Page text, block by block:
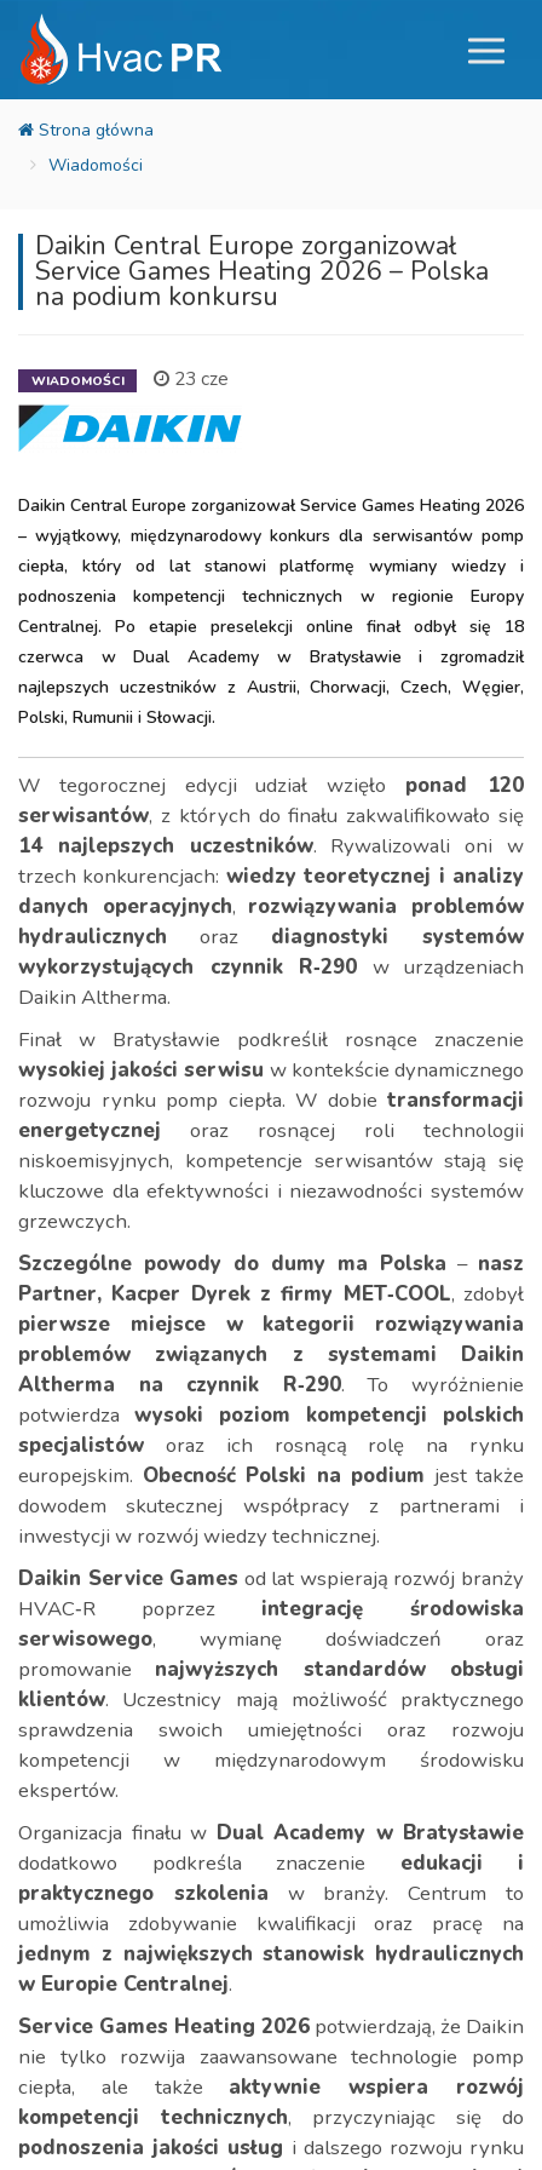
Wiadomości
Daikin Central Europe zorganizował
Service Games Heating 2026 – Polska
na podium konkursu
WIADOMOŚCI 23 cze
Daikin Central Europe zorganizował Service Games Heating 2026
– wyjątkowy, międzynarodowy konkurs dla serwisantów pomp
ciepła, który od lat stanowi platformę wymiany wiedzy i
podnoszenia kompetencji technicznych w regionie Europy
Centralnej. Po etapie preselekcji online finał odbył się 18
czerwca w Dual Academy w Bratysławie i zgromadził
najlepszych uczestników z Austrii, Chorwacji, Czech, Węgier,
Polski, Rumunii i Słowacji.
W tegorocznej edycji udział wzięło ponad 120
serwisantów, z których do finału zakwalifikowało się
14 najlepszych uczestników. Rywalizowali oni w
trzech konkurencjach: wiedzy teoretycznej i analizy
danych operacyjnych, rozwiązywania problemów
hydraulicznych oraz diagnostyki systemów
wykorzystujących czynnik R‑290 w urządzeniach
Daikin Altherma.
Finał w Bratysławie podkreślił rosnące znaczenie
wysokiej jakości serwisu w kontekście dynamicznego
rozwoju rynku pomp ciepła. W dobie transformacji
energetycznej oraz rosnącej roli technologii
niskoemisyjnych, kompetencje serwisantów stają się
kluczowe dla efektywności i niezawodności systemów
grzewczych.
Szczególne powody do dumy ma Polska – nasz
Partner, Kacper Dyrek z firmy MET‑COOL, zdobył
pierwsze miejsce w kategorii rozwiązywania
problemów związanych z systemami Daikin
Altherma na czynnik R‑290. To wyróżnienie
potwierdza wysoki poziom kompetencji polskich
specjalistów oraz ich rosnącą rolę na rynku
europejskim. Obecność Polski na podium jest także
dowodem skutecznej współpracy z partnerami i
inwestycji w rozwój wiedzy technicznej.
Daikin Service Games od lat wspierają rozwój branży
HVAC‑R poprzez integrację środowiska
serwisowego, wymianę doświadczeń oraz
promowanie najwyższych standardów obsługi
klientów. Uczestnicy mają możliwość praktycznego
sprawdzenia swoich umiejętności oraz rozwoju
kompetencji w międzynarodowym środowisku
ekspertów.
Organizacja finału w Dual Academy w Bratysławie
dodatkowo podkreśla znaczenie edukacji i
praktycznego szkolenia w branży. Centrum to
umożliwia zdobywanie kwalifikacji oraz pracę na
jednym z największych stanowisk hydraulicznych
w Europie Centralnej.
Service Games Heating 2026 potwierdzają, że Daikin
nie tylko rozwija zaawansowane technologie pomp
ciepła, ale także aktywnie wspiera rozwój
kompetencji technicznych, przyczyniając się do
podnoszenia jakości usług i dalszego rozwoju rynku